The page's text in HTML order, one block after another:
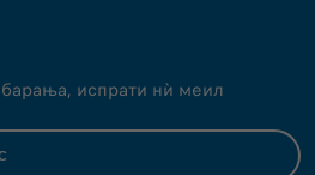
испрати нѝ меил